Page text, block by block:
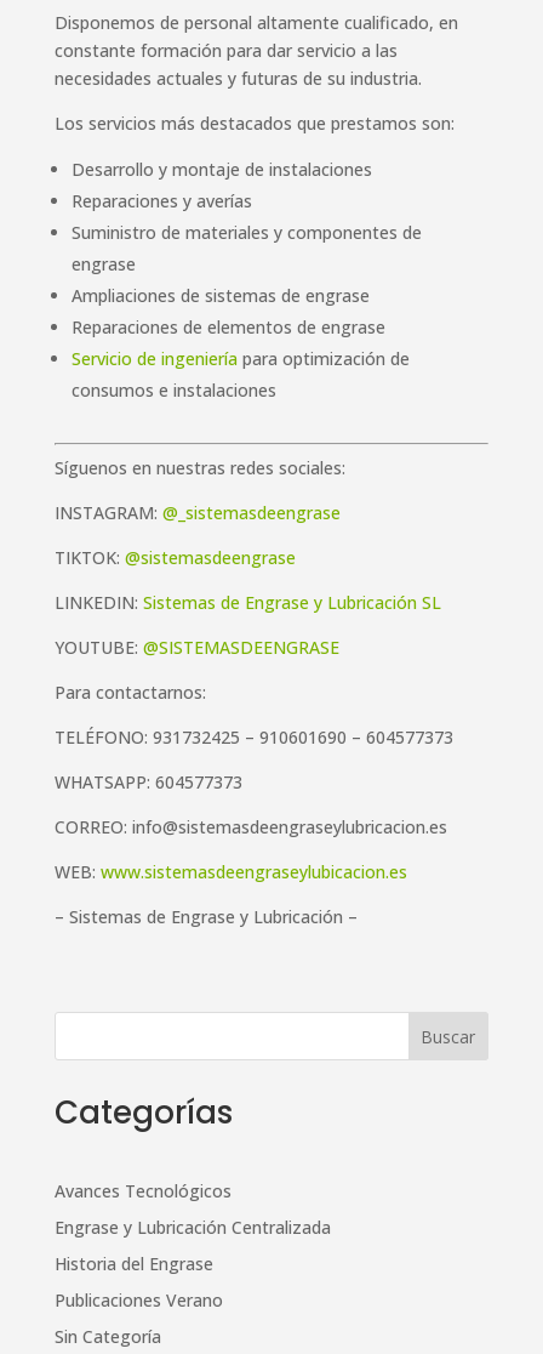
Disponemos de personal altamente cualificado, en
constante formación para dar servicio a las
necesidades actuales y futuras de su industria.
Los servicios más destacados que prestamos son:
Desarrollo y montaje de instalaciones
Reparaciones y averías
Suministro de materiales y componentes de
engrase
Ampliaciones de sistemas de engrase
Reparaciones de elementos de engrase
Servicio de ingenieríapara optimización de
consumos e instalaciones
Síguenos en nuestras redes sociales:
INSTAGRAM: @_sistemasdeengrase
TIKTOK: @sistemasdeengrase
LINKEDIN: Sistemas de Engrase y Lubricación SL
YOUTUBE: @SISTEMASDEENGRASE
Para contactarnos:
TELÉFONO: 931732425 – 910601690 – 604577373
WHATSAPP: 604577373
CORREO: info@sistemasdeengraseylubricacion.es
WEB: www.sistemasdeengraseylubicacion.es
– Sistemas de Engrase y Lubricación –
Categorías
Avances Tecnológicos
Engrase y Lubricación Centralizada
Historia del Engrase
Publicaciones Verano
Sin Categoría